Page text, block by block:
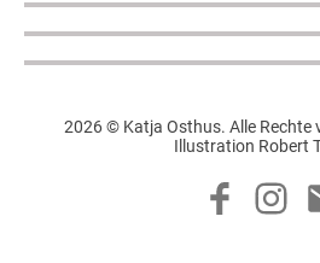
2026 © Katja Osthus. Alle Rechte
Illustration Robert